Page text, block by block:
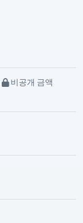
비공개 금액